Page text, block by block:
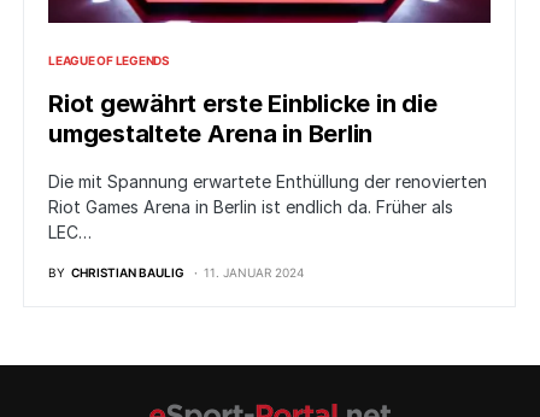
LEAGUE OF LEGENDS
Riot gewährt erste Einblicke in die
umgestaltete Arena in Berlin
Die mit Spannung erwartete Enthüllung der renovierten
Riot Games Arena in Berlin ist endlich da. Früher als
LEC…
BY CHRISTIAN BAULIG 11. JANUAR 2024